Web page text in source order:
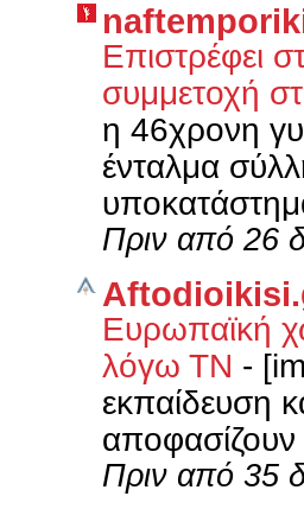
Επιστρέφει
συμμετοχή
η 46χρονη
ένταλμα
Πριν από 26
Ευρωπαϊκή
λόγω ΤΝ -
εκπαίδευση
Πριν από 35